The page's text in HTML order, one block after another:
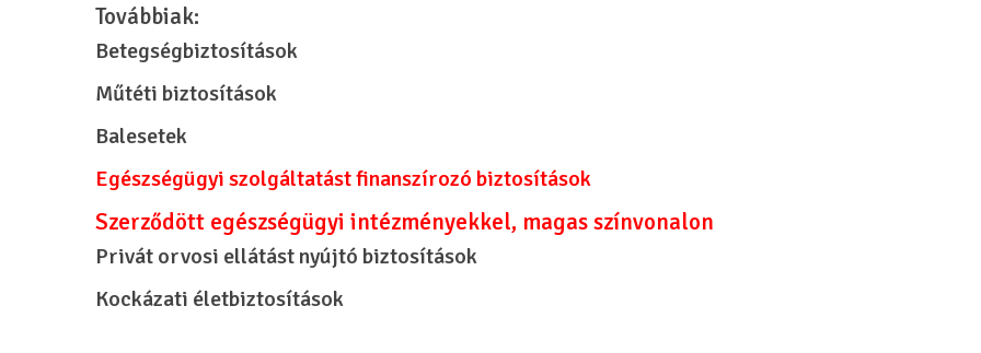
Továbbiak:
Betegségbiztosítások
Műtéti biztosítások
Balesetek
Egészségügyi szolgáltatást finanszírozó biztosítások
Szerződött egészségügyi intézményekkel, magas színvonalon
Privát orvosi ellátást nyújtó biztosítások
Kockázati életbiztosítások